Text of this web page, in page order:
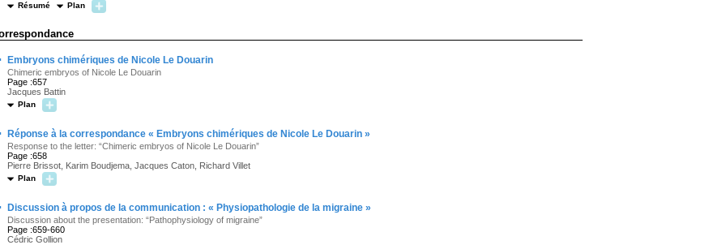
Résumé Plan
Embryons chimériques de Nicole Le Douarin
Chimeric embryos of Nicole Le Douarin
Page :657
Jacques Battin
Plan
Réponse à la correspondance « Embryons chimériques de Nicole Le Douarin »
Response to the letter: “Chimeric embryos of Nicole Le Douarin”
Page :658
Pierre Brissot, Karim Boudjema, Jacques Caton, Richard Villet
Plan
Discussion à propos de la communication : « Physiopathologie de la migraine »
Discussion about the presentation: “Pathophysiology of migraine”
Page :659-660
Cédric Gollion